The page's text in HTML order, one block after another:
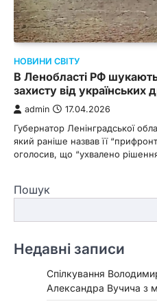
НОВИНИ СВІТУ
В Ленобласті РФ шукають
захисту від українських
admin 17.04.2026
Губернатор Ленінградської
який раніше назвав її
оголосив, що “ухвалено
Пошук
Недавні записи
Спілкування
Александра Вучича з